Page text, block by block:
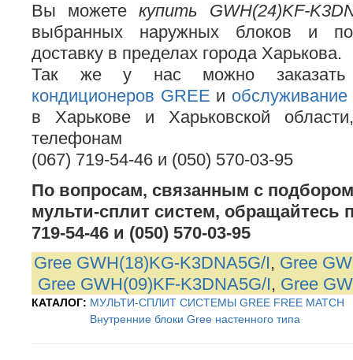
Вы можете купить GWH(24)KF-
выбранных наружных блоков и
доставку в пределах города Харькова.
Так же у нас можно
кондиционеров GREE и
в Харькове и Харьковской
телефонам
(067) 719-54-46 и (050) 570-03-95
По вопросам, связанным с
мульти-сплит систем, обращайтесь
719-54-46 и (050) 570-03-95
Gree GWH(18)KG-K3DNA5G/I, Gree
Gree GWH(09)KF-K3DNA5G/I, Gree
КАТАЛОГ: МУЛЬТИ-СПЛИТ СИСТЕМЫ GREE FREE MATCH
Внутренние блоки Gree настенного типа